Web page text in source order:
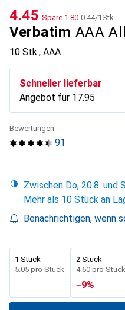
Verbatim AAA
10 Stk., AAA
CHF
4.45 Spare CHF
1.80 CHF
0.44/1Stk.
Schneller lieferbar
Angebot für CHF
17.95
91
Bewertungen
Zwischen Do, 20.8.
Mehr als 10 Stück an
Benachrichtigen, wenn
1 Stück
CHF
5.05 pro Stück
2 Stück
CHF
4.60 pro Stück
−9%